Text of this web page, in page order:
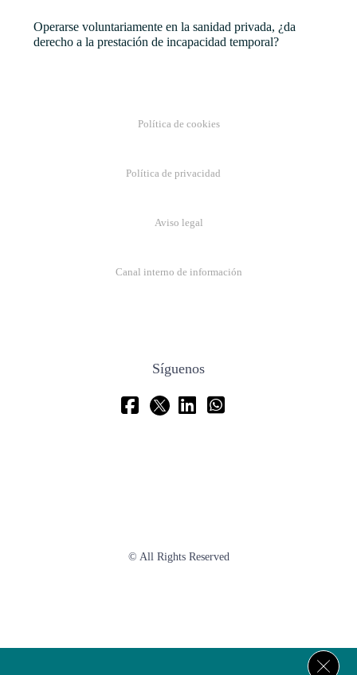
Operarse voluntariamente en la sanidad privada, ¿da
derecho a la prestación de incapacidad temporal?
Política de cookies
Política de privacidad
Aviso legal
Canal interno de información
Síguenos
© All Rights Reserved